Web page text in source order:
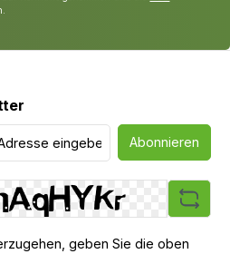
Abonnieren
geben Sie die oben